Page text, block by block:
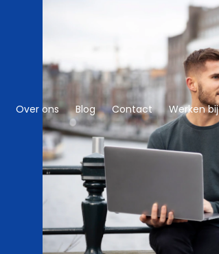
Over ons Blog Contact Werken bij